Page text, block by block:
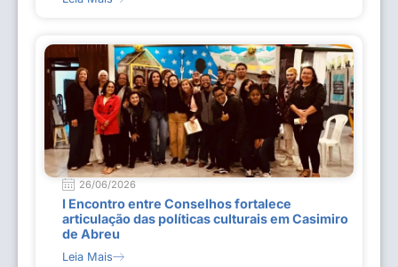
26/06/2026
I Encontro entre Conselhos fortalece
articulação das políticas culturais em Casimiro
de Abreu
Leia Mais